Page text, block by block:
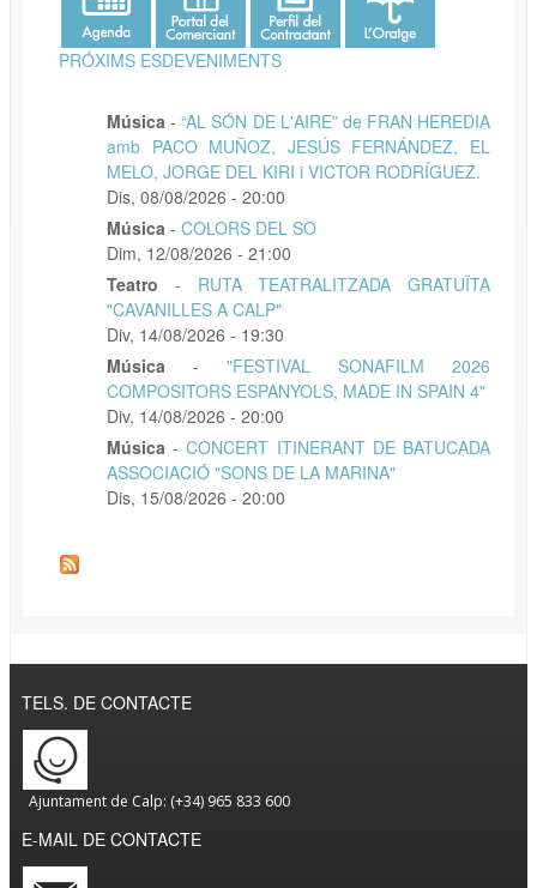
PRÓXIMS ESDEVENIMENTS
Música -“AL SÓN DE L'AIRE” de FRAN HEREDIA
amb PACO MUÑOZ, JESÚS FERNÁNDEZ, EL
MELO, JORGE DEL KIRI i VICTOR RODRÍGUEZ.
Dis, 08/08/2026 - 20:00
Música - COLORS DEL SO
Dim, 12/08/2026 - 21:00
Teatro
- RUTA TEATRALITZADA GRATUÏTA
"CAVANILLES A CALP"
Div, 14/08/2026 - 19:30
Música
- "FESTIVAL SONAFILM 2026
COMPOSITORS ESPANYOLS, MADE IN SPAIN 4"
Div, 14/08/2026 - 20:00
Música -CONCERT ITINERANT DE BATUCADA
ASSOCIACIÓ "SONS DE LA MARINA"
Dis, 15/08/2026 - 20:00
TELS. DE CONTACTE
Ajuntament de Calp: (+34) 965 833 600
E-MAIL DE CONTACTE